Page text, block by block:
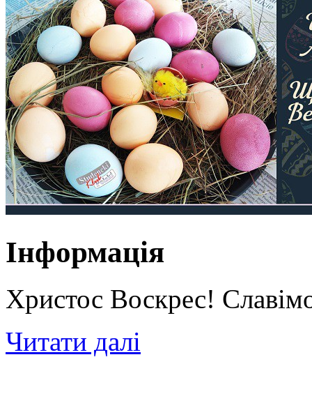
Інформація
Христос Воскрес!
Читати далі